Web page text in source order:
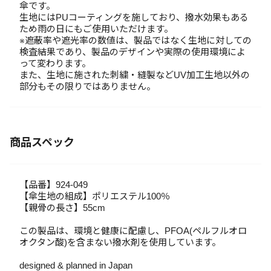
傘です。
生地にはPUコーティングを施しており、撥水効果もある
ため雨の日にもご使用いただけます。
※遮蔽率や遮光率の数値は、製品ではなく生地に対しての
検査結果であり、製品のデザインや実際の使用環境によ
って変わります。
また、生地に施された刺繍・縫製などUV加工生地以外の
部分もその限りではありません。
商品スペック
【品番】924-049
【傘生地の組成】ポリエステル100％
【親骨の長さ】55cm
この製品は、環境と健康に配慮し、PFOA(ペルフルオロ
オクタン酸)を含まない撥水剤を使用しています。
designed & planned in Japan